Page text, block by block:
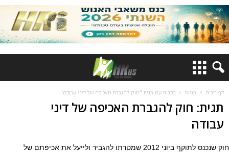
דף הבית תגיות כתבות עם תגית "חוק להגברת האכיפה של דיני עבודה"
תגית: חוק להגברת האכיפה של דיני
עבודה
חוק שנכנס לתוקף ביוני 2012 שמטרתו להגביר ולייעל את אכיפתם של